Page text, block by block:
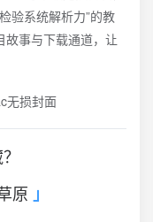
验系统解析力”的教
故事与下载通道，让
原